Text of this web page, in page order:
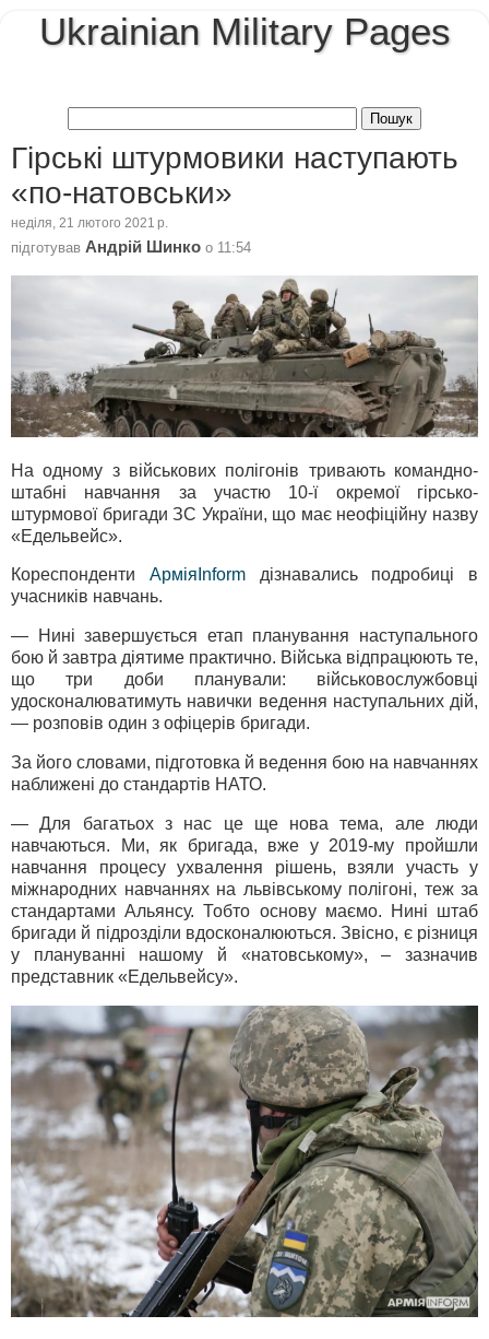
Ukrainian Military Pages
Гірські штурмовики наступають
«по-натовськи»
неділя, 21 лютого 2021 р.
підготував Андрій Шинко о 11:54
На одному з військових полігонів тривають командно-
штабні навчання за участю 10-ї окремої гірсько-
штурмової бригади ЗС України, що має неофіційну назву
«Едельвейс».
Кореспонденти АрміяInformдізнавались подробиці в
учасників навчань.
— Нині завершується етап планування наступального
бою й завтра діятиме практично. Війська відпрацюють те,
що три доби планували: військовослужбовці
удосконалюватимуть навички ведення наступальних дій,
— розповів один з офіцерів бригади.
За його словами, підготовка й ведення бою на навчаннях
наближені до стандартів НАТО.
— Для багатьох з нас це ще нова тема, але люди
навчаються. Ми, як бригада, вже у 2019-му пройшли
навчання процесу ухвалення рішень, взяли участь у
міжнародних навчаннях на львівському полігоні, теж за
стандартами Альянсу. Тобто основу маємо. Нині штаб
бригади й підрозділи вдосконалюються. Звісно, є різниця
у плануванні нашому й «натовському», – зазначив
представник «Едельвейсу».